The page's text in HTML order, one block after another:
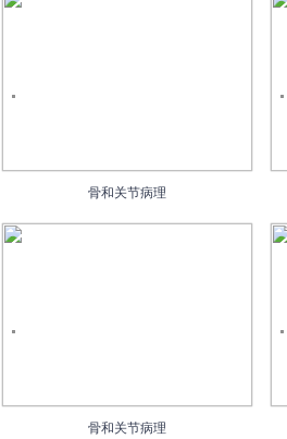
骨和关节病理
骨和关节病理